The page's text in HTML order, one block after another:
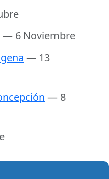
— 6 Noviembre
— 13
— 8